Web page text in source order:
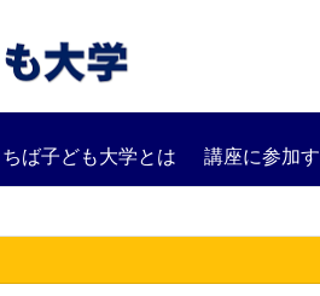
ちば子ども大学とは 講座に参加